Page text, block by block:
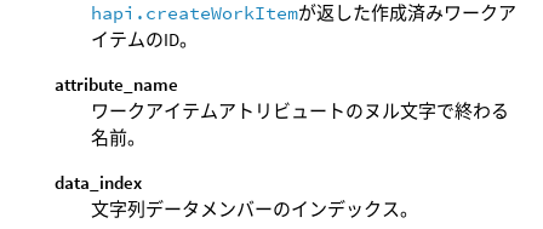
hapi.createWorkItemが返した作成済みワークア
イテムのID。
attribute_name
ワークアイテムアトリビュートのヌル文字で終わる
名前。
data_index
文字列データメンバーのインデックス。